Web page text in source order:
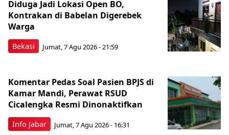
Bekasi
Diduga Jadi Lokasi Open BO,
Kontrakan di Babelan Digerebek
Warga
Jumat, 7 Agu 2026 - 21:59
Info Jabar
Komentar Pedas Soal Pasien BPJS di
Kamar Mandi, Perawat RSUD
Cicalengka Resmi Dinonaktifkan
Jumat, 7 Agu 2026 - 16:31